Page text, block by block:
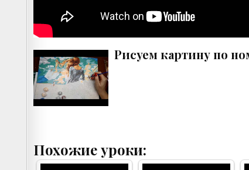
Рисуем картину по
Похожие уроки: